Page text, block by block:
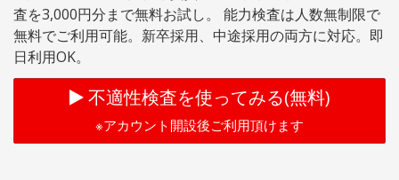
査を3,000円分まで無料お試し。 能力検査は人数無制限で
無料でご利用可能。新卒採用、中途採用の両方に対応。即
日利用OK。
不適性検査を使ってみる(無料)
※アカウント開設後ご利用頂けます